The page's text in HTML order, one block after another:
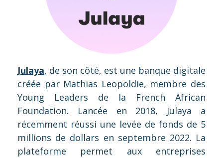
Julaya, de son côté, est une banque digitale
créée par Mathias Leopoldie, membre des
Young Leaders de la French African
Foundation. Lancée en 2018, Julaya a
récemment réussi une levée de fonds de 5
millions de dollars en septembre 2022. La
plateforme permet aux entreprises